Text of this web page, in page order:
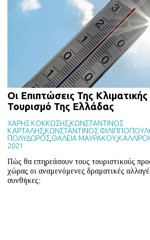
Οι Επιπτώσεις Της
Τουρισμό Της Ελλάδας
ΧΑΡΗΣ ΚΟΚΚΩΣΗΣΚΩΝΣΤΑΝΤΙΝΟΣ
ΚΑΡΤΑΛΗΣΚΩΝΣΤΑΝΤΙΝΟΣ
ΠΟΛΥΔΩΡΟΣ ΘΑΛΕΙΑ ΜΑΥΡΑΚΟΥ
2021
Πώς θα επηρεάσουν τους τουριστικούς
χώρας οι αναμενόμενες δραματικές
συνθήκες;